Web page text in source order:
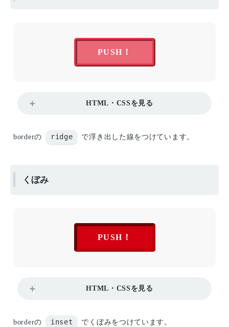
PUSH！
HTML・CSSを見る
borderの ridge で浮き出した線をつけています。
くぼみ
PUSH！
HTML・CSSを見る
borderの inset でくぼみをつけています。